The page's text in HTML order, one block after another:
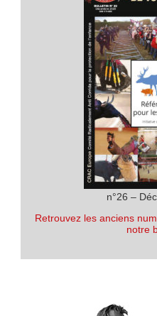
n°26 –
Retrouvez les anciens
notre